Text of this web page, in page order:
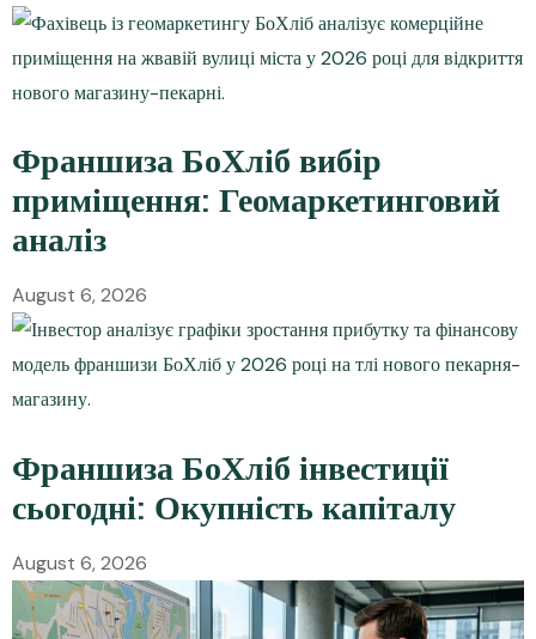
Франшиза БоХліб вибір
приміщення: Геомаркетинговий
аналіз
August 6, 2026
Франшиза БоХліб інвестиції
сьогодні: Окупність капіталу
August 6, 2026